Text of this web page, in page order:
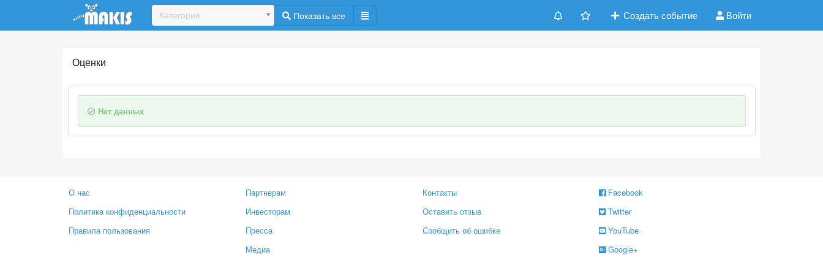
Update cookies preferences
Категория Показать все Создать событие Войти
Оценки
Нет данных
О нас
Политика конфиденциальности
Правила пользования
Партнерам
Инвесторам
Пресса
Медиа
Контакты
Оставить отзыв
Сообщить об ошибке
Facebook
Twitter
YouTube
Google+